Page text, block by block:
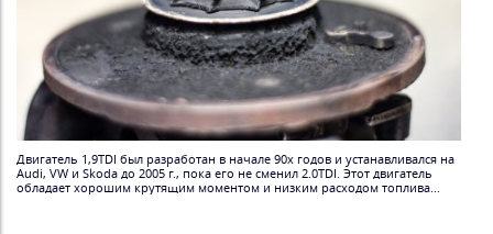
Двигатель 1,9TDI был разработан в начале 90х годов и устанавливался на
Audi, VW и Skoda до 2005 г., пока его не сменил 2.0TDI. Этот двигатель
обладает хорошим крутящим моментом и низким расходом топлива...